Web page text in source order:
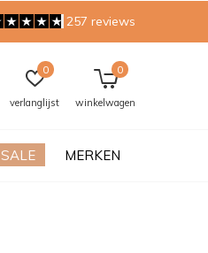
SALE MERKEN
verlanglijst
0
winkelwagen
0
257 reviews